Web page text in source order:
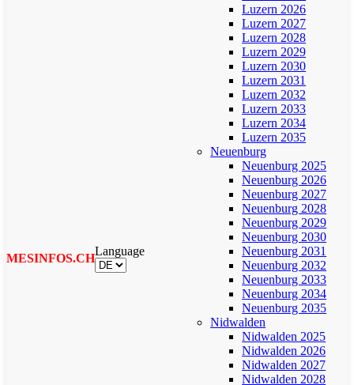
MESINFOS.CH
Language
Luzern 2026
Luzern 2027
Luzern 2028
Luzern 2029
Luzern 2030
Luzern 2031
Luzern 2032
Luzern 2033
Luzern 2034
Luzern 2035
Neuenburg
Neuenburg 2025
Neuenburg 2026
Neuenburg 2027
Neuenburg 2028
Neuenburg 2029
Neuenburg 2030
Neuenburg 2031
Neuenburg 2032
Neuenburg 2033
Neuenburg 2034
Neuenburg 2035
Nidwalden
Nidwalden 2025
Nidwalden 2026
Nidwalden 2027
Nidwalden 2028